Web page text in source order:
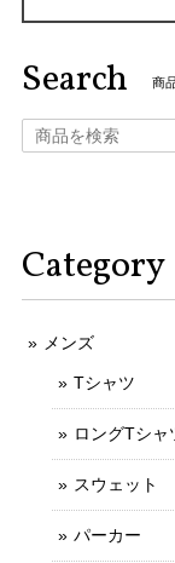
Search 商
Category
メンズ
Tシャツ
ロングTシャ
スウェット
パーカー